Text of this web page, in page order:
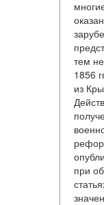
тем
1856
из
при